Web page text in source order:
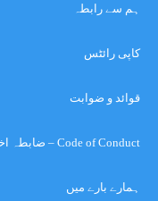
ہم سے رابطہ
کاپی رائٹس
قوائد و ضوابت
Code of Conduct – ضابطہ اخلاق
ہمارے بارے میں